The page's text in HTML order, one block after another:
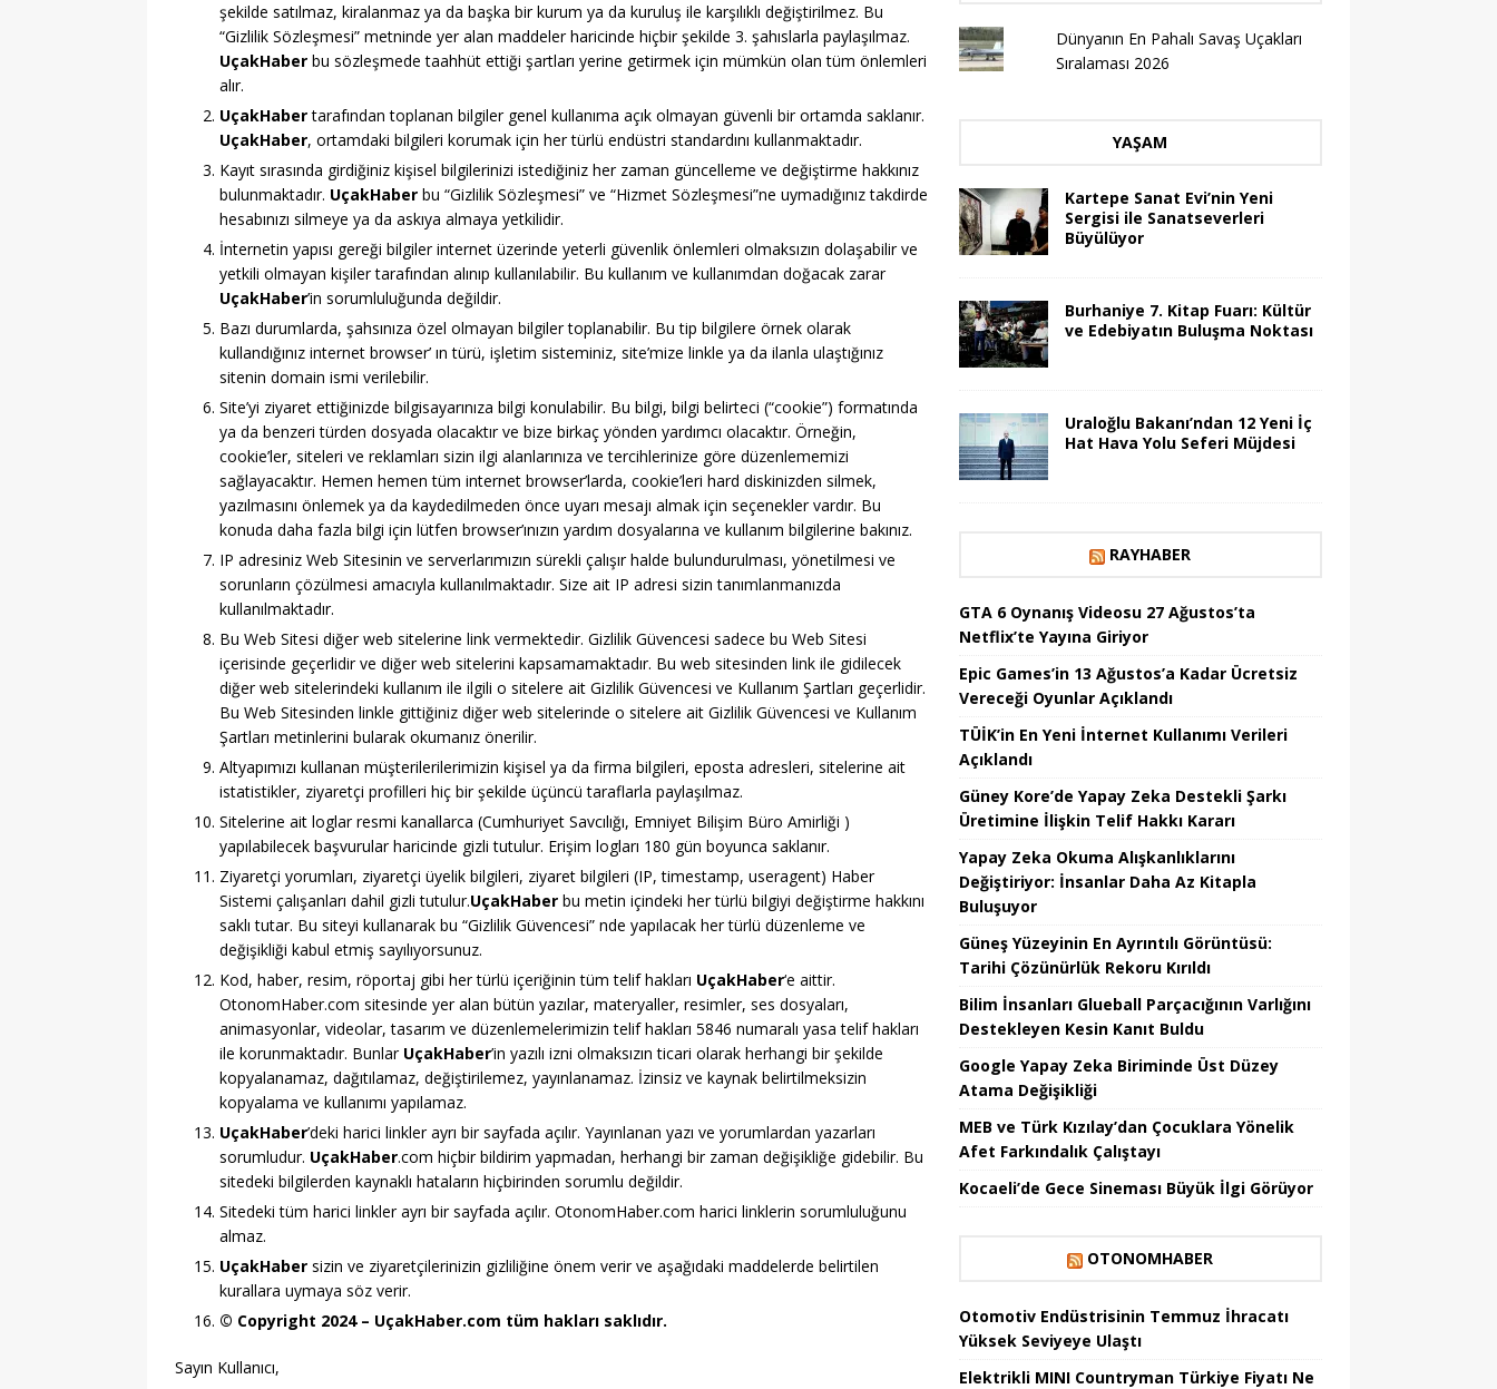
şekilde satılmaz, kiralanmaz ya da başka bir kurum ya da kuruluş ile karşılıklı değiştirilmez. Bu
“Gizlilik Sözleşmesi” metninde yer alan maddeler haricinde hiçbir şekilde 3. şahıslarla paylaşılmaz.
UçakHaber bu sözleşmede taahhüt ettiği şartları yerine getirmek için mümkün olan tüm önlemleri
alır.
UçakHabertarafından toplanan bilgiler genel kullanıma açık olmayan güvenli bir ortamda saklanır.
UçakHaber, ortamdaki bilgileri korumak için her türlü endüstri standardını kullanmaktadır.
Kayıt sırasında girdiğiniz kişisel bilgilerinizi istediğiniz her zaman güncelleme ve değiştirme hakkınız
bulunmaktadır. UçakHaber bu “Gizlilik Sözleşmesi” ve “Hizmet Sözleşmesi”ne uymadığınız takdirde
hesabınızı silmeye ya da askıya almaya yetkilidir.
İnternetin yapısı gereği bilgiler internet üzerinde yeterli güvenlik önlemleri olmaksızın dolaşabilir ve
yetkili olmayan kişiler tarafından alınıp kullanılabilir. Bu kullanım ve kullanımdan doğacak zarar
UçakHaber’in sorumluluğunda değildir.
Bazı durumlarda, şahsınıza özel olmayan bilgiler toplanabilir. Bu tip bilgilere örnek olarak
kullandığınız internet browser’ ın türü, işletim sisteminiz, site’mize linkle ya da ilanla ulaştığınız
sitenin domain ismi verilebilir.
Site’yi ziyaret ettiğinizde bilgisayarınıza bilgi konulabilir. Bu bilgi, bilgi belirteci (“cookie”) formatında
ya da benzeri türden dosyada olacaktır ve bize birkaç yönden yardımcı olacaktır. Örneğin,
cookie’ler, siteleri ve reklamları sizin ilgi alanlarınıza ve tercihlerinize göre düzenlememizi
sağlayacaktır. Hemen hemen tüm internet browser’larda, cookie’leri hard diskinizden silmek,
yazılmasını önlemek ya da kaydedilmeden önce uyarı mesajı almak için seçenekler vardır. Bu
konuda daha fazla bilgi için lütfen browser’ınızın yardım dosyalarına ve kullanım bilgilerine bakınız.
IP adresiniz Web Sitesinin ve serverlarımızın sürekli çalışır halde bulundurulması, yönetilmesi ve
sorunların çözülmesi amacıyla kullanılmaktadır. Size ait IP adresi sizin tanımlanmanızda
kullanılmaktadır.
Bu Web Sitesi diğer web sitelerine link vermektedir. Gizlilik Güvencesi sadece bu Web Sitesi
içerisinde geçerlidir ve diğer web sitelerini kapsamamaktadır. Bu web sitesinden link ile gidilecek
diğer web sitelerindeki kullanım ile ilgili o sitelere ait Gizlilik Güvencesi ve Kullanım Şartları geçerlidir.
Bu Web Sitesinden linkle gittiğiniz diğer web sitelerinde o sitelere ait Gizlilik Güvencesi ve Kullanım
Şartları metinlerini bularak okumanız önerilir.
Altyapımızı kullanan müşterilerilerimizin kişisel ya da firma bilgileri, eposta adresleri, sitelerine ait
istatistikler, ziyaretçi profilleri hiç bir şekilde üçüncü taraflarla paylaşılmaz.
Sitelerine ait loglar resmi kanallarca (Cumhuriyet Savcılığı, Emniyet Bilişim Büro Amirliği )
yapılabilecek başvurular haricinde gizli tutulur. Erişim logları 180 gün boyunca saklanır.
Ziyaretçi yorumları, ziyaretçi üyelik bilgileri, ziyaret bilgileri (IP, timestamp, useragent) Haber
Sistemi çalışanları dahil gizli tutulur.UçakHaber bu metin içindeki her türlü bilgiyi değiştirme hakkını
saklı tutar. Bu siteyi kullanarak bu “Gizlilik Güvencesi” nde yapılacak her türlü düzenleme ve
değişikliği kabul etmiş sayılıyorsunuz.
Kod, haber, resim, röportaj gibi her türlü içeriğinin tüm telif hakları UçakHaber‘e aittir.
OtonomHaber.com sitesinde yer alan bütün yazılar, materyaller, resimler, ses dosyaları,
animasyonlar, videolar, tasarım ve düzenlemelerimizin telif hakları 5846 numaralı yasa telif hakları
ile korunmaktadır. Bunlar UçakHaber’in yazılı izni olmaksızın ticari olarak herhangi bir şekilde
kopyalanamaz, dağıtılamaz, değiştirilemez, yayınlanamaz. İzinsiz ve kaynak belirtilmeksizin
kopyalama ve kullanımı yapılamaz.
UçakHaber’deki harici linkler ayrı bir sayfada açılır. Yayınlanan yazı ve yorumlardan yazarları
sorumludur. UçakHaber.com hiçbir bildirim yapmadan, herhangi bir zaman değişikliğe gidebilir. Bu
sitedeki bilgilerden kaynaklı hataların hiçbirinden sorumlu değildir.
Sitedeki tüm harici linkler ayrı bir sayfada açılır. OtonomHaber.com harici linklerin sorumluluğunu
almaz.
UçakHaber sizin ve ziyaretçilerinizin gizliliğine önem verir ve aşağıdaki maddelerde belirtilen
kurallara uymaya söz verir.
© Copyright 2024 – UçakHaber.com tüm hakları saklıdır.
Sayın Kullanıcı,
Dünyanın En Pahalı Savaş Uçakları
Sıralaması 2026
YAŞAM
Kartepe Sanat Evi’nin Yeni
Sergisi ile Sanatseverleri
Büyülüyor
Burhaniye 7. Kitap Fuarı: Kültür
ve Edebiyatın Buluşma Noktası
Uraloğlu Bakanı’ndan 12 Yeni İç
Hat Hava Yolu Seferi Müjdesi
RAYHABER
GTA 6 Oynanış Videosu 27 Ağustos’ta
Netflix’te Yayına Giriyor
Epic Games’in 13 Ağustos’a Kadar Ücretsiz
Vereceği Oyunlar Açıklandı
TÜİK’in En Yeni İnternet Kullanımı Verileri
Açıklandı
Güney Kore’de Yapay Zeka Destekli Şarkı
Üretimine İlişkin Telif Hakkı Kararı
Yapay Zeka Okuma Alışkanlıklarını
Değiştiriyor: İnsanlar Daha Az Kitapla
Buluşuyor
Güneş Yüzeyinin En Ayrıntılı Görüntüsü:
Tarihi Çözünürlük Rekoru Kırıldı
Bilim İnsanları Glueball Parçacığının Varlığını
Destekleyen Kesin Kanıt Buldu
Google Yapay Zeka Biriminde Üst Düzey
Atama Değişikliği
MEB ve Türk Kızılay’dan Çocuklara Yönelik
Afet Farkındalık Çalıştayı
Kocaeli’de Gece Sineması Büyük İlgi Görüyor
OTONOMHABER
Otomotiv Endüstrisinin Temmuz İhracatı
Yüksek Seviyeye Ulaştı
Elektrikli MINI Countryman Türkiye Fiyatı Ne